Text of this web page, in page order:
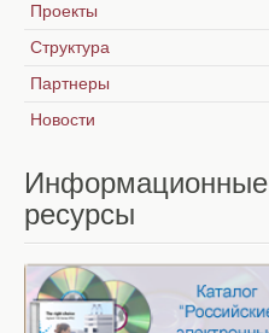
Проекты
Структура
Партнеры
Новости
Информационные
ресурсы